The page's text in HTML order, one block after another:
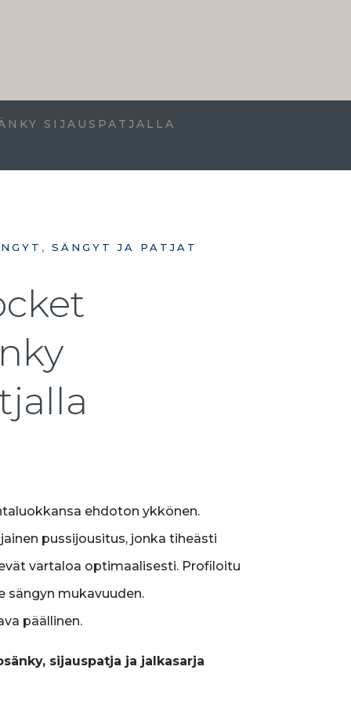
SIJAUSPATJALLA
, SÄNGYT JA PATJAT
ehdoton ykkönen.
pussijousitus, jonka tiheästi
vartaloa optimaalisesti. Profiloitu
sängyn mukavuuden.
päällinen.
sijauspatja ja jalkasarja